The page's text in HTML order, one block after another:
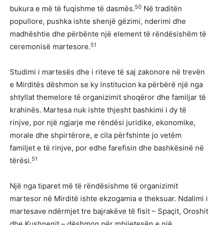
bukura e më të fuqishme të dasmës.50 Në traditën
popullore, pushka ishte shenjë gëzimi, nderimi dhe
madhështie dhe përbënte një element të rëndësishëm të
ceremonisë martesore.51
Studimi i martesës dhe i riteve të saj zakonore në trevën
e Mirditës dëshmon se ky institucion ka përbërë një nga
shtyllat themelore të organizimit shoqëror dhe familjar të
krahinës. Martesa nuk ishte thjesht bashkimi i dy të
rinjve, por një ngjarje me rëndësi juridike, ekonomike,
morale dhe shpirtërore, e cila përfshinte jo vetëm
familjet e të rinjve, por edhe farefisin dhe bashkësinë në
tërësi.51
Një nga tiparet më të rëndësishme të organizimit
martesor në Mirditë ishte ekzogamia e theksuar. Ndalimi i
martesave ndërmjet tre bajrakëve të fisit – Spaçit, Oroshit